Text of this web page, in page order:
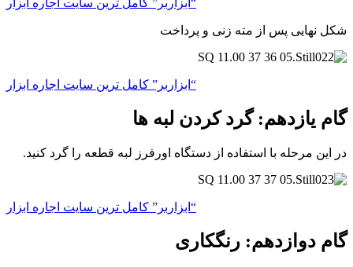
شکل نهایی پس از مته زنی و پرداخت
“ابزاربر” کامل ترین سایت اجاره ابزار
گام یازدهم: گرد کردن لبه ها
در این مرحله با استفاده از دستگاه اورفرز لبه قطعه را گرد کنید.
“ابزاربر” کامل ترین سایت اجاره ابزار
گام دوازدهم: رنگکاری